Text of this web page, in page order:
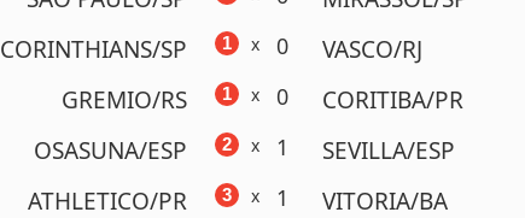
CORINTHIANS/SP 1 x VASCO/RJ
0
GREMIO/RS 1 x CORITIBA/PR
0
OSASUNA/ESP 2 x SEVILLA/ESP
1
ATHLETICO/PR 3 x VITORIA/BA
1